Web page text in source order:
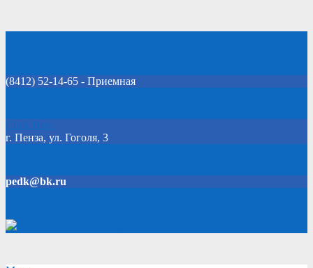
(8412) 52-14-65 - Приемная
Click Here
г. Пенза, ул. Гоголя, 3
pedk@bk.ru